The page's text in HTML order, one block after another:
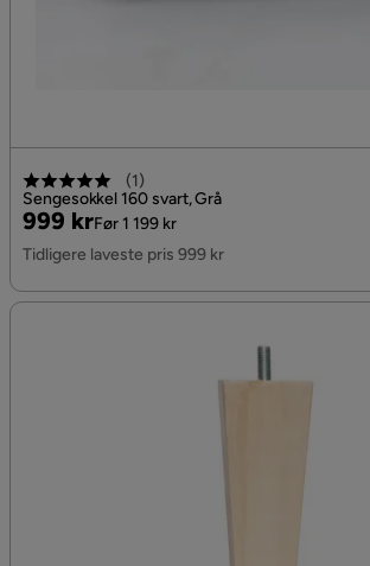
(1)
Sengesokkel 160 svart, Grå
Pris
999 kr
Original
Pris
Før 1 199 kr
Tidligere laveste pris 999 kr